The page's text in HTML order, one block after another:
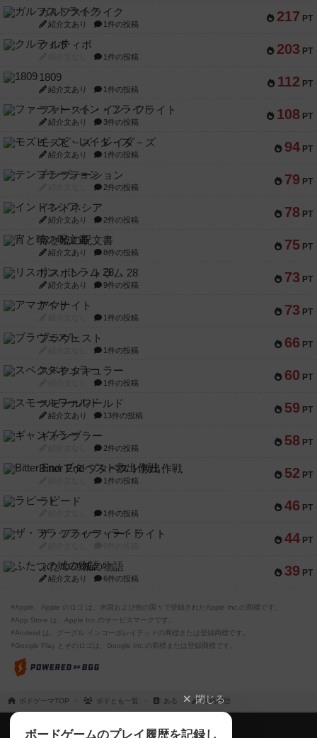
217 PT
ガルフストライク
紹介文あり 1件の投稿
203 PT
クルティボ
1件の投稿
112 PT
1809
紹介文あり 1件の投稿
108 PT
ファースト・イン・フライト
紹介文あり 3件の投稿
94 PT
モズビ－ズ・レイダ－ズ
紹介文あり 1件の投稿
79 PT
テンプテーション
2件の投稿
78 PT
インドネシア
紹介文あり 2件の投稿
75 PT
宵と暁の呪文書
紹介文あり 8件の投稿
73 PT
リスボン・トラム 28
紹介文あり 9件の投稿
73 PT
アマナイト
1件の投稿
66 PT
ブラヴェスト
1件の投稿
60 PT
スペクタキュラー
1件の投稿
59 PT
スモールワールド
紹介文あり 13件の投稿
58 PT
ギャンブラー
2件の投稿
52 PT
Bitter End ブタペスト救出作戦
1件の投稿
46 PT
ラピード
1件の投稿
44 PT
ザ・フラッフィー・ライト
39 PT
ふたつの城の物語
紹介文あり 6件の投稿
※Apple、Apple のロゴ は、米国および他の国々で登録されたApple Inc.の商標です。
※App Store は、Apple Inc.のサービスマークです。
※Android は、グーグル インコーポレイテッドの商標または登録商標です。
※Google Play とそのロゴは、Google Inc.の商標または登録商標です。
ボドゲーマTOP ボドとも一覧 ある 投稿履歴
閉じる
ボードゲームのプレイ履歴を記録し
ボドゲーマTOP